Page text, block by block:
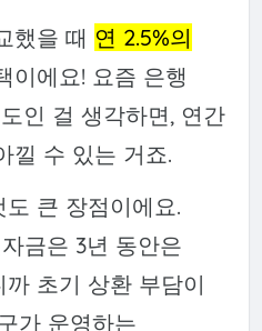
했을 때 연 2.5%의
이에요! 요즘 은행
인 걸 생각하면, 연간
낄 수 있는 거죠.
큰 장점이에요.
금은 3년 동안은
초기 상환 부담이
가 운영하는